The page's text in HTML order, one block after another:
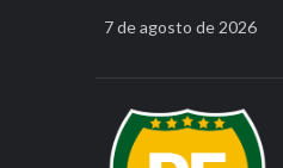
7 de agosto de 2026